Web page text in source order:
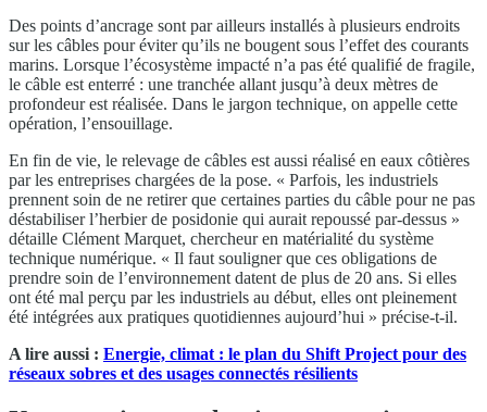
Des points d’ancrage sont par ailleurs installés à plusieurs endroits
sur les câbles pour éviter qu’ils ne bougent sous l’effet des courants
marins. Lorsque l’écosystème impacté n’a pas été qualifié de fragile,
le câble est enterré : une tranchée allant jusqu’à deux mètres de
profondeur est réalisée. Dans le jargon technique, on appelle cette
opération, l’ensouillage.
En fin de vie, le relevage de câbles est aussi réalisé en eaux côtières
par les entreprises chargées de la pose. « Parfois, les industriels
prennent soin de ne retirer que certaines parties du câble pour ne pas
déstabiliser l’herbier de posidonie qui aurait repoussé par-dessus »
détaille Clément Marquet, chercheur en matérialité du système
technique numérique. « Il faut souligner que ces obligations de
prendre soin de l’environnement datent de plus de 20 ans. Si elles
ont été mal perçu par les industriels au début, elles ont pleinement
été intégrées aux pratiques quotidiennes aujourd’hui » précise-t-il.
A lire aussi : Energie, climat : le plan du Shift Project pour des
réseaux sobres et des usages connectés résilients